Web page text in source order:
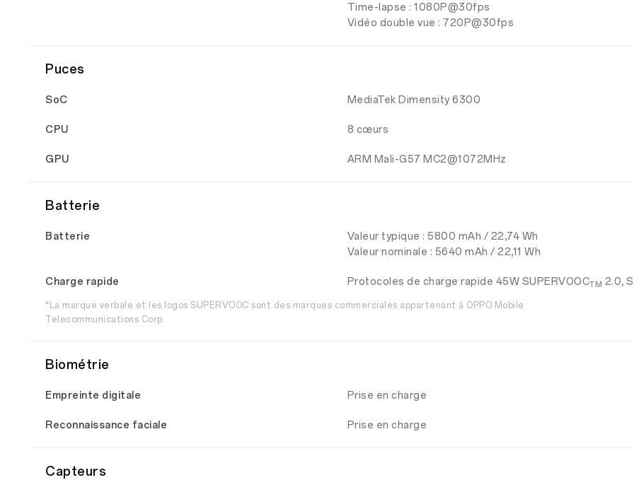
Time-lapse : 1080P@30fps
Vidéo double vue : 720P@30fps
Puces
SoC MediaTek Dimensity 6300
CPU 8 cœurs
GPU ARM Mali-G57 MC2@1072MHz
Batterie
Batterie
Valeur typique : 5800 mAh / 22,74 Wh
Valeur nominale : 5640 mAh / 22,11 Wh
Charge rapide Protocoles de charge rapide 45W SUPERVOOCTM 2.0,
*La marque verbale et les logos SUPERVOOC sont des marques commerciales appartenant à OPPO Mobile
Telecommunications Corp.
Biométrie
Empreinte digitale Prise en charge
Reconnaissance faciale Prise en charge
Capteurs